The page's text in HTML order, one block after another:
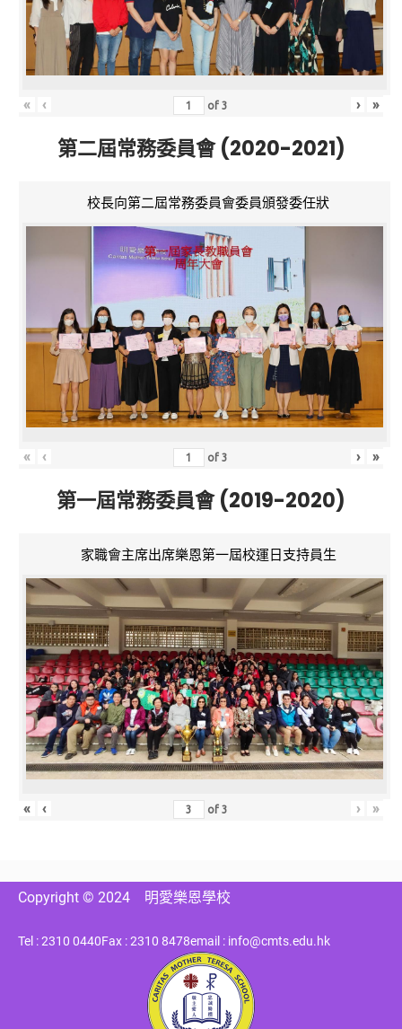
« ‹ of3 › »
第二屆常務委員會 (2020-2021)
校長向第二屆常務委員會委員頒發委任狀
« ‹ of3 › »
第一屆常務委員會 (2019-2020)
家職會主席出席樂恩第一屆校運日支持員生
« ‹ of3 › »
Copyright © 2024 明愛樂恩學校
Tel : 2310 0440Fax : 2310 8478email : info@cmts.edu.hk